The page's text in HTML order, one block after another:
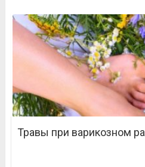
Травы при варикозном